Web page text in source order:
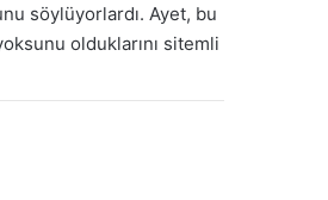
söylüyorlardı. Ayet, bu
olduklarını sitemli